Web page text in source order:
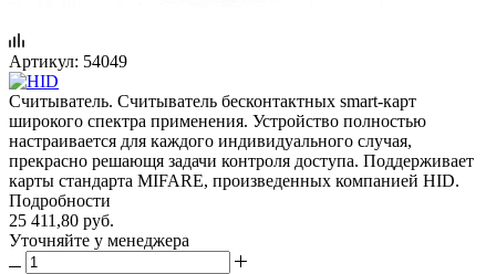
Артикул: 54049
Считыватель. Считыватель бесконтактных smart-карт
широкого спектра применения. Устройство полностью
настраивается для каждого индивидуального случая,
прекрасно решающя задачи контроля доступа. Поддерживает
карты стандартa MIFARE, произведенных компанией HID.
Подробности
25 411,80 руб.
Уточняйте у менеджера